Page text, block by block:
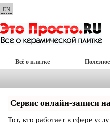
EN
Всё о плитке Полезное
Сервис онлайн-записи
Тот, кто работает в сфере